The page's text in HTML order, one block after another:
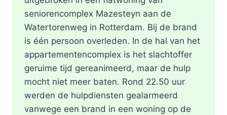
seniorencomplex Mazesteyn aan de
Watertorenweg in Rotterdam. Bij de brand
is één persoon overleden. In de hal van het
appartementencomplex is het slachtoffer
geruime tijd gereanimeerd, maar de hulp
mocht niet meer baten. Rond 22.50 uur
werden de hulpdiensten gealarmeerd
vanwege een brand in een woning op de